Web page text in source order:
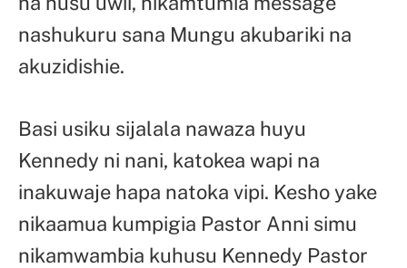
nashukuru sana Mungu akubariki na
akuzidishie.
Basi usiku sijalala nawaza huyu
Kennedy ni nani, katokea wapi na
inakuwaje hapa natoka vipi. Kesho yake
nikaamua kumpigia Pastor Anni simu
nikamwambia kuhusu Kennedy Pastor